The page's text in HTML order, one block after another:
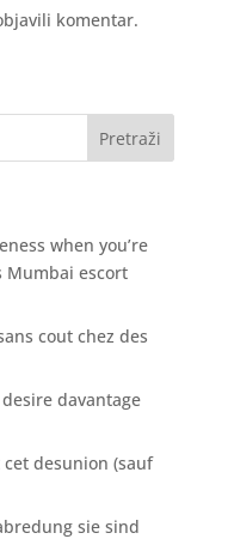
komentar.
when you’re
Mumbai escort
cout chez des
davantage
desunion (sauf
sie sind